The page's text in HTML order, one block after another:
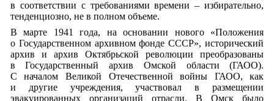
в соответствии с требованиями времени – избирательно,
тенденциозно, не в полном объеме.
В марте 1941 года, на основании нового «Положения
о Государственном архивном фонде СССР», исторический
архив и архив Октябрьской революции преобразованы
в Государственный архив Омской области (ГАОО).
С началом Великой Отечественной войны ГАОО, как
и другие учреждения, участвовал в размещении
эвакуированных организаций отрасли. В Омск было